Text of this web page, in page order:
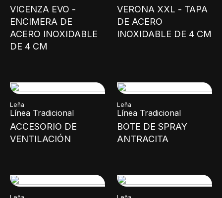
VICENZA EVO -
ENCIMERA DE
ACERO INOXIDABLE
DE 4 CM
VERONA XXL - TAPA
DE ACERO
INOXIDABLE DE 4 CM
Leña
Línea Tradicional
ACCESORIO DE
VENTILACIÓN
Leña
Línea Tradicional
BOTE DE SPRAY
ANTRACITA